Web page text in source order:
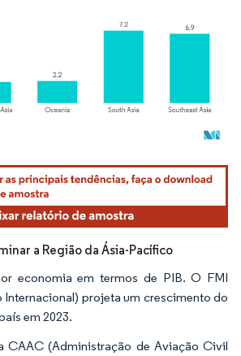
O reuso requer atribuição conforme CC BY 4.0.
a Região da Ásia-Pacífico
economia em termos de PIB. O FMI
Internacional) projeta um crescimento do
em 2023.
CAAC (Administração de Aviação Civil